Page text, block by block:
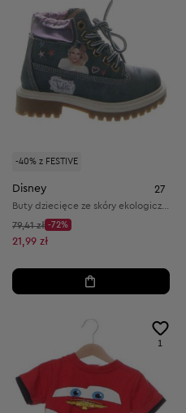
-40% z FESTIVE
Disney 27
Cena początkowa:
79,41 zł
Discount Price:
-72%
Obniżona cena:
21,99 zł
1